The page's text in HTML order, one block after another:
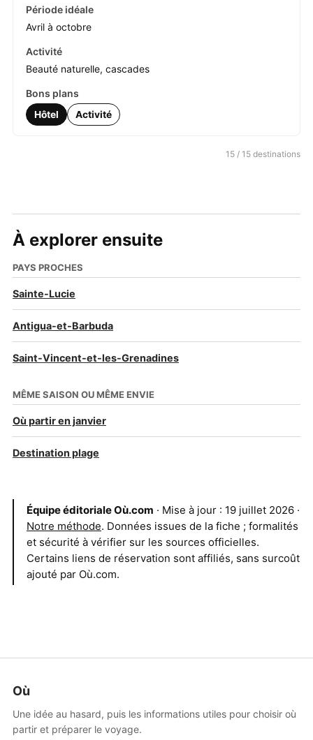
Avril à octobre
Beauté naturelle, cascades
Hôtel Activité
15 / 15 destinations
À explorer ensuite
PAYS PROCHES
Sainte-Lucie
Antigua-et-Barbuda
Saint-Vincent-et-les-Grenadines
MÊME SAISON OU MÊME ENVIE
Où partir en janvier
Destination plage
Équipe éditoriale Où.com · Mise à jour : 19 juillet 2026 ·
Notre méthode. Données issues de la fiche ; formalités
et sécurité à vérifier sur les sources officielles.
Certains liens de réservation sont affiliés, sans surcoût
ajouté par Où.com.
Où
Une idée au hasard, puis les informations utiles pour choisir où
partir et préparer le voyage.